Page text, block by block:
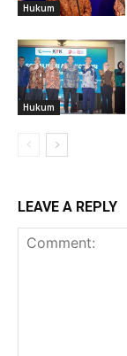
Hukum
Hukum
LEAVE A REPLY